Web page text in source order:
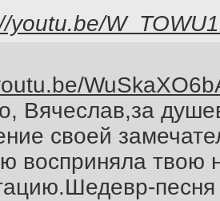
youtu.be/
Вячеслав,за
своей
восприняла твою